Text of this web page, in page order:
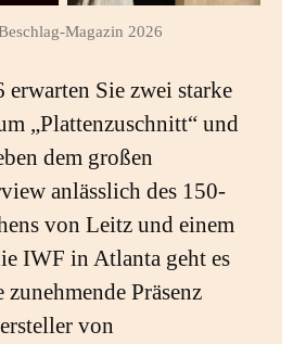
Magazin 2026
Sie zwei starke
„Plattenzuschnitt“ und
dem großen
anlässlich des 150-
von Leitz und einem
IWF in Atlanta geht es
Präsenz
von